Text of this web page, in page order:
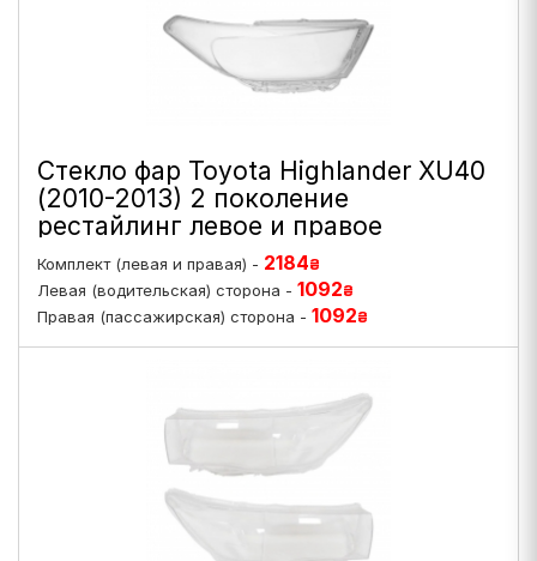
Стекло фар Toyota Highlander XU40
(2010-2013) 2 поколение
рестайлинг левое и правое
Комплект (левая и правая) - 2184₴
Левая (водительская) сторона - 1092₴
Правая (пассажирская) сторона - 1092₴